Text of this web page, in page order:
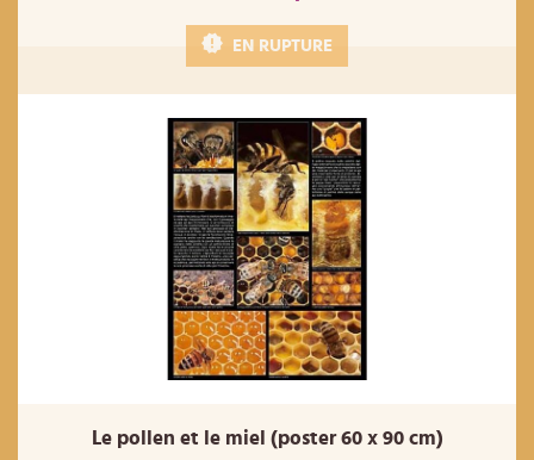
EN RUPTURE
Le pollen et le miel (poster 60 x 90 cm)